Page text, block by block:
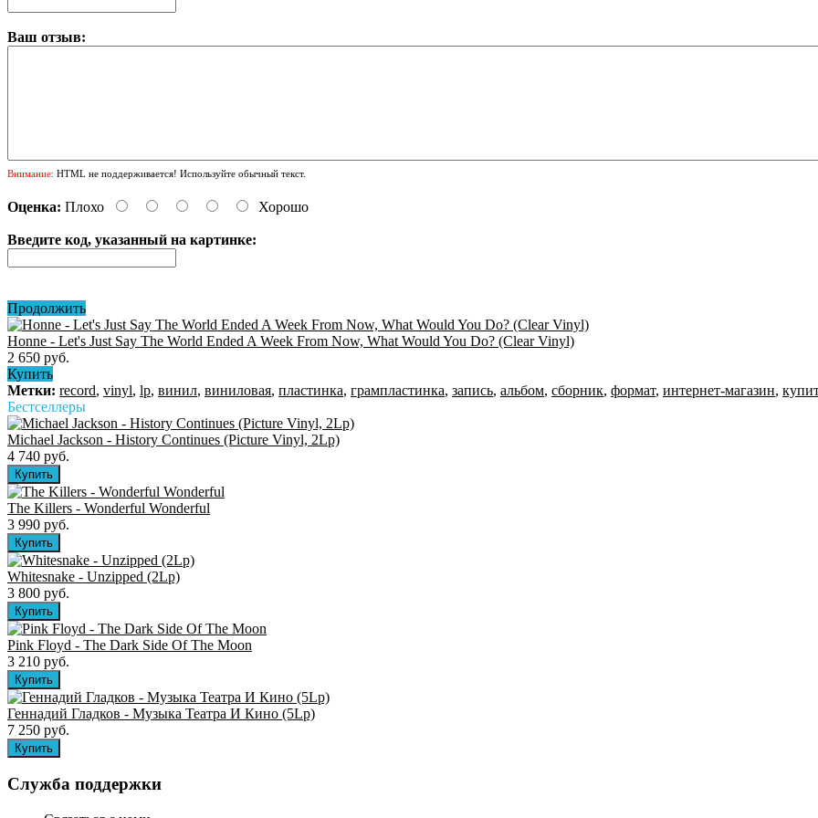
Ваш отзыв:
Внимание: HTML не поддерживается! Используйте обычный текст.
Оценка: Плохо Хорошо
Введите код, указанный на картинке:
Продолжить
Honne - Let's Just Say The World Ended A Week From Now, What Would You Do? (Clear Vinyl)
2 650 руб.
Купить
Метки: record, vinyl, lp, винил, виниловая, пластинка, грампластинка, запись, альбом, сборник, формат, интернет-магазин,
Бестселлеры
Michael Jackson - History Continues (Picture Vinyl, 2Lp)
4 740 руб.
The Killers ‎- Wonderful Wonderful
3 990 руб.
Whitesnake - Unzipped (2Lp)
3 800 руб.
Pink Floyd - The Dark Side Of The Moon
3 210 руб.
Геннадий Гладков - Музыка Театра И Кино (5Lp)
7 250 руб.
Служба поддержки